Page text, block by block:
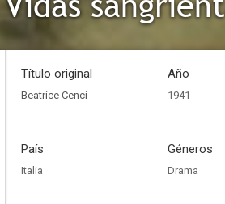
Título original
Beatrice Cenci
Año
1941
País
Italia
Géneros
Drama